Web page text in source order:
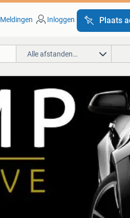
Meldingen Inloggen Plaats
Alle afstanden…